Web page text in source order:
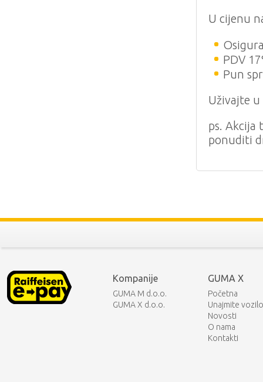
U cijenu
PDV
Pun
Uživajte
ps. Akcija
ponuditi
Kompanije
GUMA M d.o.o.
GUMA X d.o.o.
GUMA X
Početna
Unajmite vozilo
Novosti
O nama
Kontakti